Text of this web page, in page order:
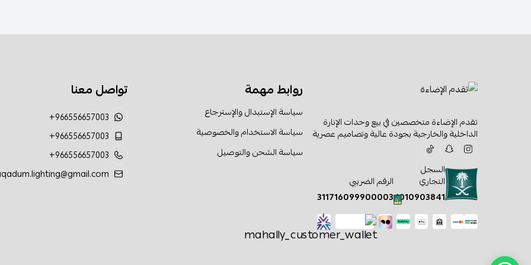
تقدم الإضاءة متخصصين في بيع وحدات الإنارة
الداخلية والخارجية بجودة عالية وتصاميم عصرية
السجل
التجاري
1010903841
الرقم الضريبي
311716099900003
روابط مهمة
سياسة الإستبدال والإسترجاع
سياسة الاستخدام والخصوصية
سياسة الشحن والتوصيل
تواصل معنا
+966556657003
+966556657003
+966556657003